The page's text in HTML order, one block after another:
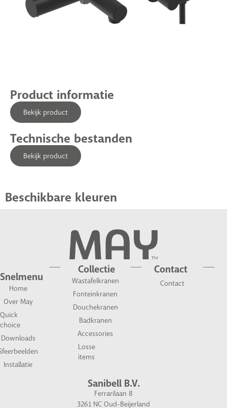
Product informatie
Bekijk product
Technische bestanden
Bekijk product
Beschikbare kleuren
Snelmenu
Home
Over May
Quick
choice
Downloads
Installatie
Collectie
Wastafelkranen
Fonteinkranen
Douchekranen
Badkranen
Accessories
Losse
items
Contact
Contact
Sanibell B.V.
Ferrarilaan 8
3261 NC Oud-Beijerland